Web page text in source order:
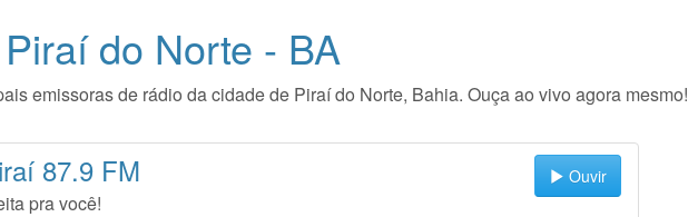
do Norte - BA
emissoras de rádio da cidade de Piraí do Norte, Bahia. Ouça ao vivo agora mesmo!
Ouvir
87.9 FM
pra você!